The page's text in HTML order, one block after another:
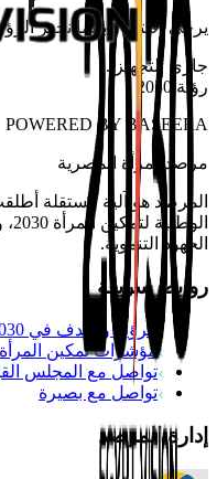
يرجى الانتظار بينما نجهز
جاري التجهيز ...
رؤية 2030
POWERED BY BASEERA
مرصد المرأة المصرية
الجهود التنموية.
روابط سريعة
الرؤية والهدف في 2030
مؤشرات تمكين المرأة
تواصل مع المجلس
تواصل مع بصيرة
إدارة المرصد